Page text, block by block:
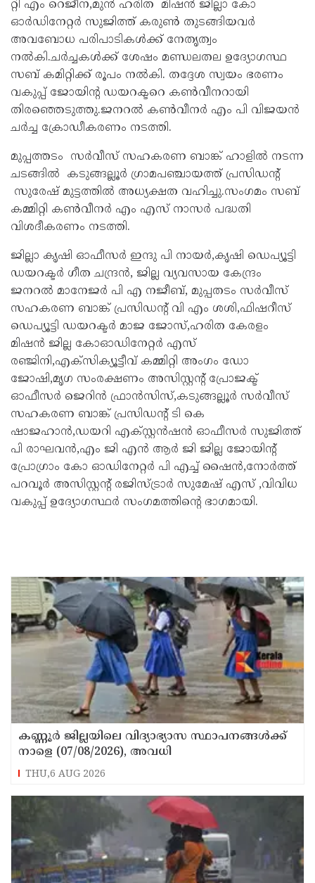
റ്റി എം റെജീന,മുൻ ഹരിത മിഷൻ ജില്ലാ കോ
ഓർഡിനേറ്റർ സുജിത്ത് കരുൺ തുടങ്ങിയവർ
അവബോധ പരിപാടികൾക്ക് നേതൃത്വം
നൽകി.ചർച്ചകൾക്ക് ശേഷം മണ്ഡലതല ഉദ്യോഗസ്ഥ
സബ് കമിറ്റിക്ക് രൂപം നൽകി. തദ്ദേശ സ്വയം ഭരണം
വകുപ്പ് ജോയിന്റ ഡയറക്ടറെ കൺവീനറായി
തിരഞ്ഞെടുത്തു.ജനറൽ കൺവീനർ എം പി വിജയൻ
ചർച്ച ക്രോഡീകരണം നടത്തി.
മുപ്പത്തടം സർവീസ് സഹകരണ ബാങ്ക് ഹാളിൽ നടന്ന
ചടങ്ങിൽ കടുങ്ങല്ലൂർ ഗ്രാമപഞ്ചായത്ത് പ്രസിഡന്റ്
സുരേഷ് മുട്ടത്തിൽ അധ്യക്ഷത വഹിച്ചു.സംഗമം സബ്
കമ്മിറ്റി കൺവീനർ എം എസ് നാസർ പദ്ധതി
വിശദീകരണം നടത്തി.
ജില്ലാ കൃഷി ഓഫീസർ ഇന്ദു പി നായർ,കൃഷി ഡെപ്യൂട്ടി
ഡയറക്ടർ ഗീത ചന്ദ്രൻ, ജില്ല വ്യവസായ കേന്ദ്രം
ജനറൽ മാനേജർ പി എ നജീബ്, മുപ്പതടം സർവീസ്
സഹകരണ ബാങ്ക് പ്രസിഡന്റ് വി എം ശശി,ഫിഷറീസ്
ഡെപ്യൂട്ടി ഡയറക്ടർ മാജ ജോസ്,ഹരിത കേരളം
മിഷൻ ജില്ല കോഓഡിനേറ്റർ എസ്
രഞ്ജിനി,എക്സിക്യൂട്ടീവ് കമ്മിറ്റി അംഗം ഡോ
ജോഷി,മൃഗ സംരക്ഷണം അസിസ്റ്റന്റ് പ്രോജക്ട്
ഓഫീസർ ജെറിൻ ഫ്രാൻസിസ്,കടുങ്ങല്ലൂർ സർവീസ്
സഹകരണ ബാങ്ക് പ്രസിഡന്റ് ടി കെ
ഷാജഹാൻ,ഡയറി എക്സ്റ്റൻഷൻ ഓഫീസർ സുജിത്ത്
പി രാഘവൻ,എം ജി എൻ ആർ ജി ജില്ല ജോയിന്റ്
പ്രോഗ്രാം കോ ഓഡിനേറ്റർ പി എച്ച് ഷൈൻ,നോർത്ത്
പറവൂർ അസിസ്റ്റന്റ് രജിസ്ട്രാർ സുമേഷ് എസ് ,വിവിധ
വകുപ്പ് ഉദ്യോഗസ്ഥർ സംഗമത്തിന്റെ ഭാഗമായി.
കണ്ണൂർ ജില്ലയിലെ വിദ്യാഭ്യാസ സ്ഥാപനങ്ങള്‍ക്ക്
നാളെ (07/08/2026), അവധി
THU,6 AUG 2026